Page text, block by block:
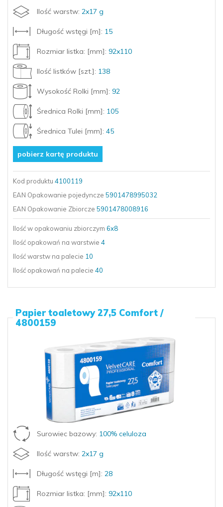
Ilość warstw: 2x17 g
Długość wstęgi [m]: 15
Rozmiar listka: [mm]: 92x110
Ilość listków [szt.]: 138
Wysokość Rolki [mm]: 92
Średnica Rolki [mm]: 105
Średnica Tulei [mm]: 45
pobierz kartę produktu
Kod produktu 4100119
EAN Opakowanie pojedyncze 5901478995032
EAN Opakowanie Zbiorcze 5901478008916
Ilość w opakowaniu zbiorczym 6x8
Ilość opakowań na warstwie 4
Ilość warstw na palecie 10
Ilość opakowań na palecie 40
Papier toaletowy 27,5 Comfort /
4800159
Surowiec bazowy: 100% celuloza
Ilość warstw: 2x17 g
Długość wstęgi [m]: 28
Rozmiar listka: [mm]: 92x110